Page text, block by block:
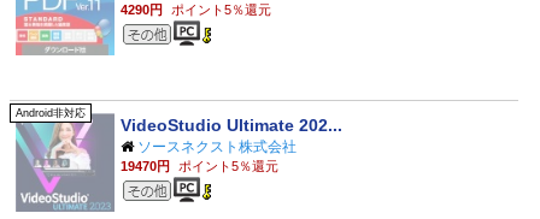
4290円 ポイント5％還元
その他のジャンル
Android非対応
VideoStudio Ultimate 202...
ソースネクスト株式会社
19470円 ポイント5％還元
その他のジャンル